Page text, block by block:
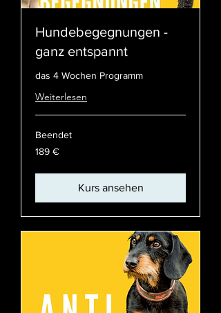
Hundebegegnungen -
ganz entspannt
das 4 Wochen Programm
Weiterlesen
Beendet
189
Euro
189 €
Kurs ansehen